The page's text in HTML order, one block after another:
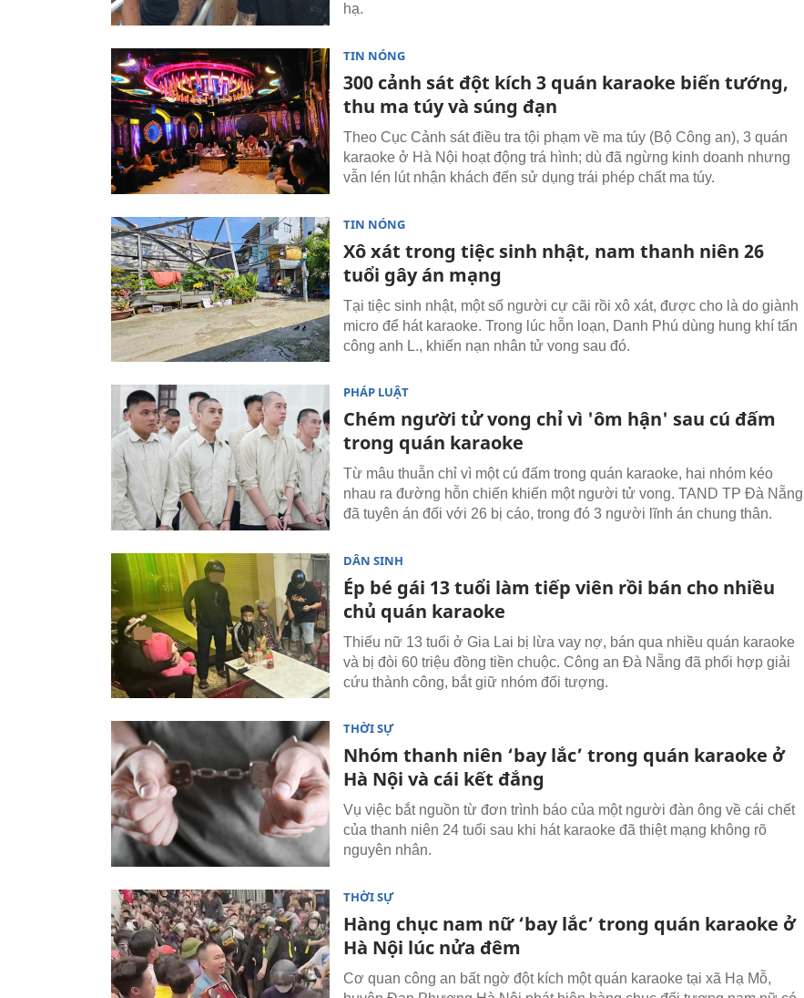
hạ.
TIN NÓNG
300 cảnh sát đột kích 3 quán karaoke biến tướng,
thu ma túy và súng đạn
Theo Cục Cảnh sát điều tra tội phạm về ma túy (Bộ Công an), 3 quán
karaoke ở Hà Nội hoạt động trá hình; dù đã ngừng kinh doanh nhưng
vẫn lén lút nhận khách đến sử dụng trái phép chất ma túy.
TIN NÓNG
Xô xát trong tiệc sinh nhật, nam thanh niên 26
tuổi gây án mạng
Tại tiệc sinh nhật, một số người cự cãi rồi xô xát, được cho là do giành
micro để hát karaoke. Trong lúc hỗn loạn, Danh Phú dùng hung khí tấn
công anh L., khiến nạn nhân tử vong sau đó.
PHÁP LUẬT
Chém người tử vong chỉ vì 'ôm hận' sau cú đấm
trong quán karaoke
Từ mâu thuẫn chỉ vì một cú đấm trong quán karaoke, hai nhóm kéo
nhau ra đường hỗn chiến khiến một người tử vong. TAND TP Đà Nẵng
đã tuyên án đối với 26 bị cáo, trong đó 3 người lĩnh án chung thân.
DÂN SINH
Ép bé gái 13 tuổi làm tiếp viên rồi bán cho nhiều
chủ quán karaoke
Thiếu nữ 13 tuổi ở Gia Lai bị lừa vay nợ, bán qua nhiều quán karaoke
và bị đòi 60 triệu đồng tiền chuộc. Công an Đà Nẵng đã phối hợp giải
cứu thành công, bắt giữ nhóm đối tượng.
THỜI SỰ
Nhóm thanh niên ‘bay lắc’ trong quán karaoke ở
Hà Nội và cái kết đắng
Vụ việc bắt nguồn từ đơn trình báo của một người đàn ông về cái chết
của thanh niên 24 tuổi sau khi hát karaoke đã thiệt mạng không rõ
nguyên nhân.
THỜI SỰ
Hàng chục nam nữ ‘bay lắc’ trong quán karaoke ở
Hà Nội lúc nửa đêm
Cơ quan công an bất ngờ đột kích một quán karaoke tại xã Hạ Mỗ,